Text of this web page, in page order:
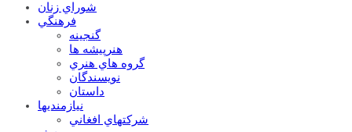
شوراي زنان
فرهنگي
گنجينه
هنرپيشه ها
گروه هاي هنري
نويسندگان
داستان
نيازمنديها
شرکتهاي افغاني